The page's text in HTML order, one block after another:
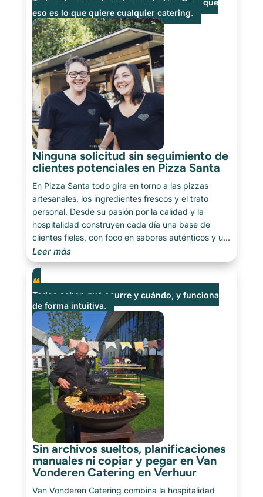
Todo sale con solo pulsar un botón. Creo que
eso es lo que quiere cualquier catering.
Ninguna solicitud sin seguimiento de
clientes potenciales en Pizza Santa
En Pizza Santa todo gira en torno a las pizzas
artesanales, los ingredientes frescos y el trato
personal. Desde su pasión por la calidad y la
hospitalidad construyen cada día una base de
clientes fieles, con foco en sabores auténticos y un
servicio ágil. Hablamos con Mike sobre cómo
consiguen tener orden y tranquilidad en su
operativa, y cómo Catermonkey [...]
Leer más
Todos saben qué ocurre y cuándo, y funciona
de forma intuitiva.
Sin archivos sueltos, planificaciones
manuales ni copiar y pegar en Van
Vonderen Catering en Verhuur
Van Vonderen Catering combina la hospitalidad